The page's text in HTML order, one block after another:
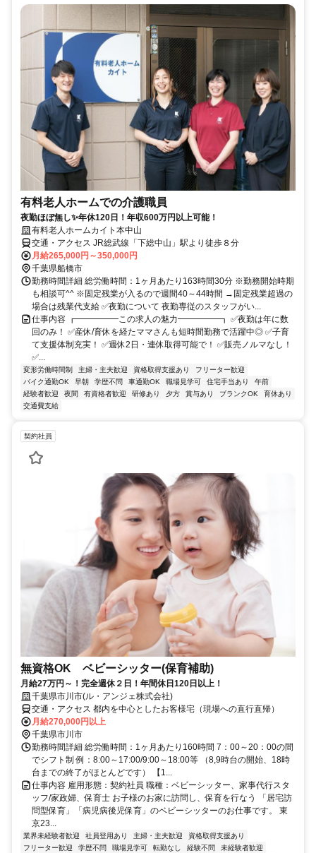
有料老人ホームでの介護職員
夜勤ほぼ無し✨年休120日！年収600万円以上可能！
有料老人ホームカイト本中山
交通・アクセス JR総武線「下総中山」駅より徒歩８分
月給265,000円～350,000円
千葉県船橋市
勤務時間詳細 総労働時間：1ヶ月あたり163時間30分 ※勤務開始時期
も相談可^^ ※固定残業が入るので週間40～44時間 →固定残業超過の
場合は残業代支給 ✅夜勤について 夜勤専従のスタッフがい...
仕事内容 ┏━━━━━この求人の魅力━━━━━┓ ✅夜勤は年に数
回のみ！ ✅産休/育休を経たママさんも短時間勤務で活躍中◎ ✅子育
て支援体制充実！ ✅週休2日・連休取得可能で！ ✅販売ノルマなし！
✅...
変形労働時間制 主婦・主夫歓迎 資格取得支援あり
フリーター歓迎
バイク通勤OK
早朝 学歴不問 車通勤OK 職場見学可 住宅手当あり
午前
経験者歓迎
夜間 有資格者歓迎 研修あり 夕方 賞与あり ブランクOK
育休あり
交通費支給
契約社員
無資格OK ベビーシッター(保育補助)
月給27万円～！完全週休２日！年間休日120日以上！
千葉県市川市(ル・アンジェ株式会社)
交通・アクセス 都内を中心としたお客様宅（現場への直行直帰）
月給270,000円以上
千葉県市川市
勤務時間詳細 総労働時間：1ヶ月あたり160時間 7：00～20：00の間
でシフト制 例：8:00～17:00/9:00～18:00等 （8,9時台の開始、18時
台までの終了がほとんどです） 【1...
仕事内容 雇用形態：契約社員 職種：ベビーシッター、家事代行スタ
ッフ/家政婦、保育士 お子様のお家に訪問し、保育を行なう 「居宅訪
問型保育」「病児病後児保育」のベビーシッターのお仕事です。 東
京23...
業界未経験者歓迎 社員登用あり 主婦・主夫歓迎
資格取得支援あり
フリーター歓迎
学歴不問 職場見学可 転勤なし 経験不問
未経験者歓迎